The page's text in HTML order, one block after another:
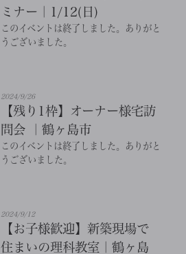
ミナー｜1/12(日)
このイベントは終了しました。ありがと
うございました。
2024/9/26
【残り1枠】オーナー様宅訪
問会 ｜鶴ヶ島市
このイベントは終了しました。ありがと
うございました。
2024/9/12
【お子様歓迎】新築現場で
住まいの理科教室｜鶴ヶ島